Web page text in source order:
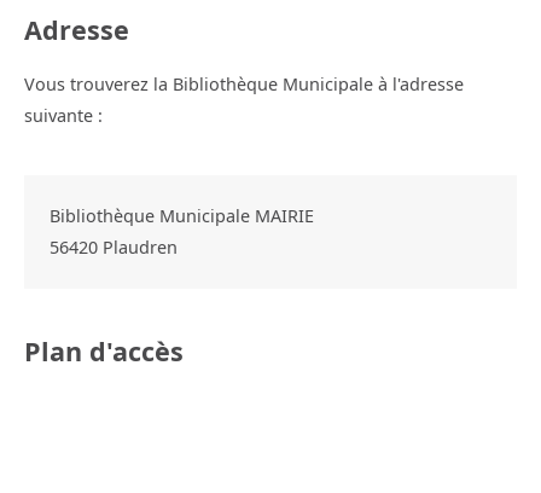
Adresse
Vous trouverez la Bibliothèque Municipale à l'adresse
suivante :
Bibliothèque Municipale MAIRIE
56420 Plaudren
Plan d'accès